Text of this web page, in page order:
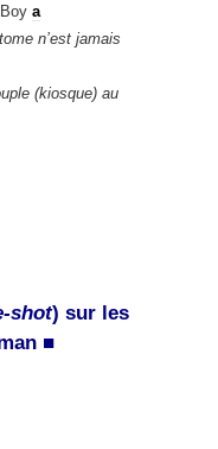
a
n’est jamais
(kiosque) au
shot) sur les
■